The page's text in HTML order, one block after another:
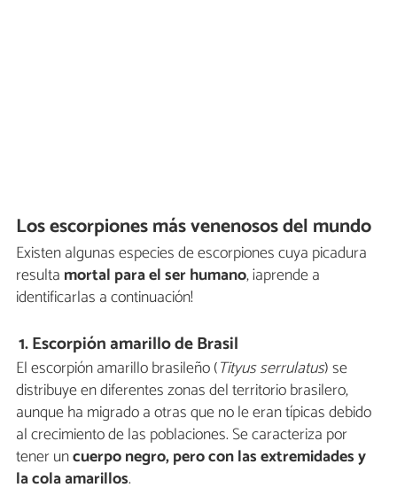
Los escorpiones más venenosos del mundo
Existen algunas especies de escorpiones cuya picadura
resulta mortal para el ser humano, ¡aprende a
identificarlas a continuación!
1. Escorpión amarillo de Brasil
El escorpión amarillo brasileño (Tityus serrulatus) se
distribuye en diferentes zonas del territorio brasilero,
aunque ha migrado a otras que no le eran típicas debido
al crecimiento de las poblaciones. Se caracteriza por
tener uncuerpo negro, pero con las extremidades y
la cola amarillos.